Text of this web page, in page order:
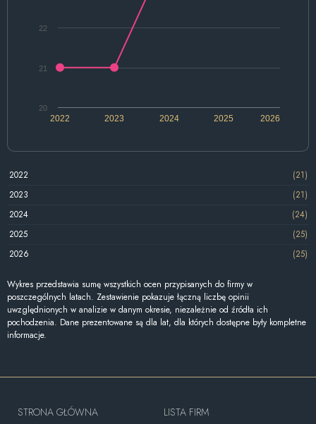
2022 2024 2026
2023 2025
20
21
22
2022
(21)
2023
(21)
2024
(24)
2025
(25)
2026
(25)
Wykres przedstawia sumę wszystkich ocen przypisanych do firmy w
poszczególnych latach. Zestawienie pokazuje łączną liczbę opinii
uwzględnionych w analizie w danym okresie, niezależnie od źródła ich
pochodzenia. Dane prezentowane są dla lat, dla których dostępne były kompletne
informacje.
STRONA GŁÓWNA
LISTA FIRM